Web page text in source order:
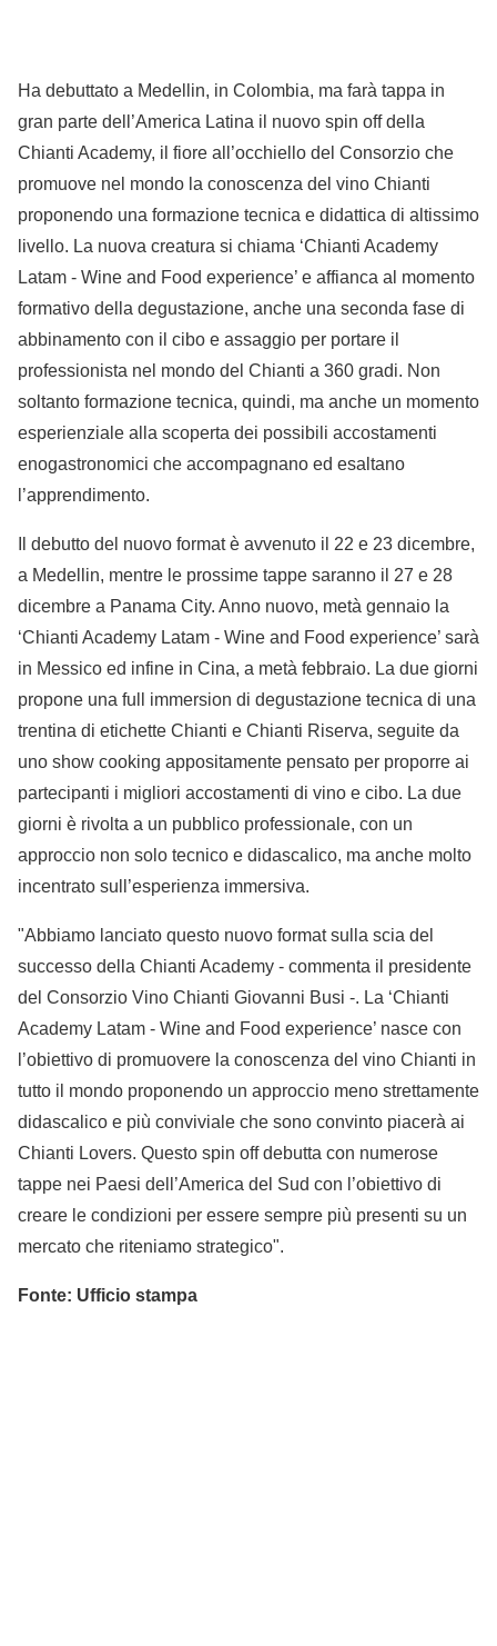
Ha debuttato a Medellin, in Colombia, ma farà tappa in
gran parte dell’America Latina il nuovo spin off della
Chianti Academy, il fiore all’occhiello del Consorzio che
promuove nel mondo la conoscenza del vino Chianti
proponendo una formazione tecnica e didattica di altissimo
livello. La nuova creatura si chiama ‘Chianti Academy
Latam - Wine and Food experience’ e affianca al momento
formativo della degustazione, anche una seconda fase di
abbinamento con il cibo e assaggio per portare il
professionista nel mondo del Chianti a 360 gradi. Non
soltanto formazione tecnica, quindi, ma anche un momento
esperienziale alla scoperta dei possibili accostamenti
enogastronomici che accompagnano ed esaltano
l’apprendimento.
Il debutto del nuovo format è avvenuto il 22 e 23 dicembre,
a Medellin, mentre le prossime tappe saranno il 27 e 28
dicembre a Panama City. Anno nuovo, metà gennaio la
‘Chianti Academy Latam - Wine and Food experience’ sarà
in Messico ed infine in Cina, a metà febbraio. La due giorni
propone una full immersion di degustazione tecnica di una
trentina di etichette Chianti e Chianti Riserva, seguite da
uno show cooking appositamente pensato per proporre ai
partecipanti i migliori accostamenti di vino e cibo. La due
giorni è rivolta a un pubblico professionale, con un
approccio non solo tecnico e didascalico, ma anche molto
incentrato sull’esperienza immersiva.
"Abbiamo lanciato questo nuovo format sulla scia del
successo della Chianti Academy - commenta il presidente
del Consorzio Vino Chianti Giovanni Busi -. La ‘Chianti
Academy Latam - Wine and Food experience’ nasce con
l’obiettivo di promuovere la conoscenza del vino Chianti in
tutto il mondo proponendo un approccio meno strettamente
didascalico e più conviviale che sono convinto piacerà ai
Chianti Lovers. Questo spin off debutta con numerose
tappe nei Paesi dell’America del Sud con l’obiettivo di
creare le condizioni per essere sempre più presenti su un
mercato che riteniamo strategico".
Fonte: Ufficio stampa